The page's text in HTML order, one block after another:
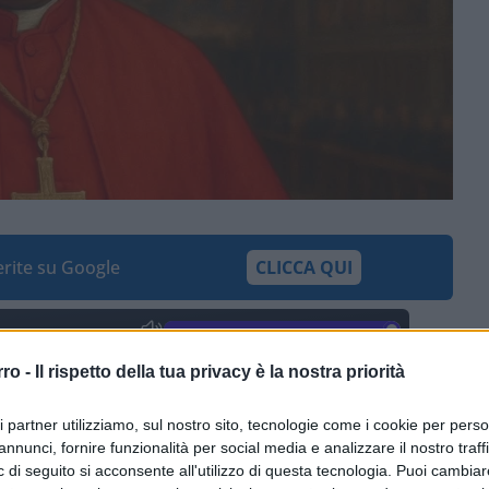
- Il rispetto della tua privacy è la nostra priorità
partner utilizziamo, sul nostro sito, tecnologie come i cookie per
fornire funzionalità per social media e analizzare il nostro
di seguito si acconsente all'utilizzo di questa tecnologia. Puoi
su Google CLICCA QUI
a essere studiati dagli elettori del
incarnare alla lettera quella formula:
Wojtylae un po’Ratzinger. Non è